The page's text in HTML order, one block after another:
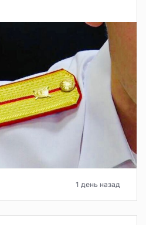
1 день назад